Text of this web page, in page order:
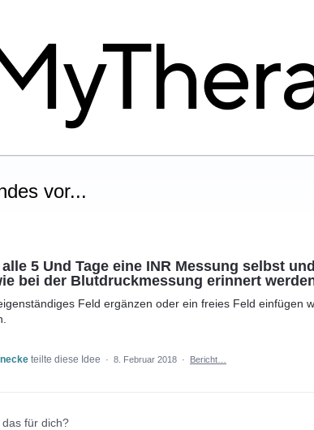
vor...
5 Und Tage eine INR Messung selbst
bei der Blutdruckmessung erinnert
Feld ergänzen oder ein freies Feld einfügen
teilte diese Idee · 8. Februar 2018 · Bericht…
für dich?